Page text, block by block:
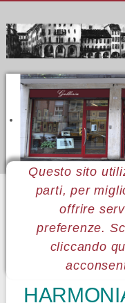
Questo sito
parti, per
offrire
preferenze.
cliccando
Sei qui: Home Le
Leonardo Beccegato
40 Leonardo